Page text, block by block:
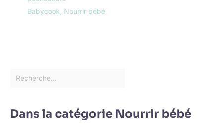
Babycook Nourrir bébé
Dans la catégorie Nourrir bébé